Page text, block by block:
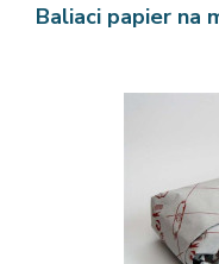
Baliaci papier na